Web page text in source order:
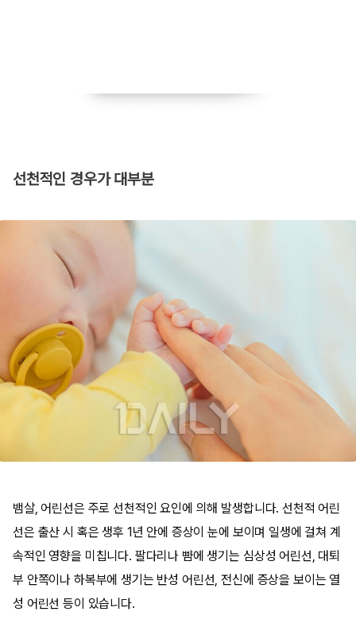
선천적인 경우가 대부분
뱀살, 어린선은 주로 선천적인 요인에 의해 발생합니다. 선천적 어린
선은 출산 시 혹은 생후 1년 안에 증상이 눈에 보이며 일생에 걸쳐 계
속적인 영향을 미칩니다. 팔다리나 뺨에 생기는 심상성 어린선, 대퇴
부 안쪽이나 하복부에 생기는 반성 어린선, 전신에 증상을 보이는 열
성 어린선 등이 있습니다.